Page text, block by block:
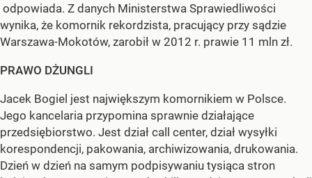
odpowiada. Z danych Ministerstwa Sprawiedliwości
wynika, że komornik rekordzista, pracujący przy sądzie
Warszawa-Mokotów, zarobił w 2012 r. prawie 11 mln zł.
PRAWO DŻUNGLI
Jacek Bogiel jest największym komornikiem w Polsce.
Jego kancelaria przypomina sprawnie działające
przedsiębiorstwo. Jest dział call center, dział wysyłki
korespondencji, pakowania, archiwizowania, drukowania.
Dzień w dzień na samym podpisywaniu tysiąca stron